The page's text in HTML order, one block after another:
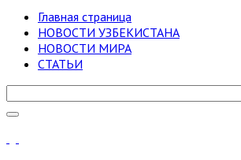
Главная страница
НОВОСТИ УЗБЕКИСТАНА
НОВОСТИ МИРА
СТАТЬИ